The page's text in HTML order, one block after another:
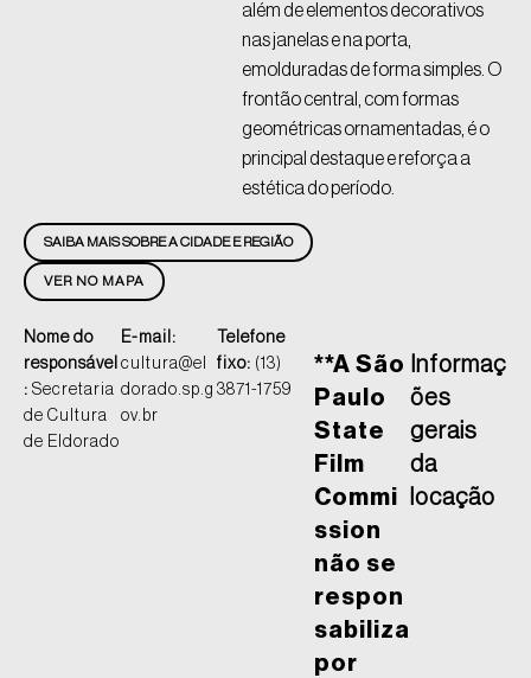
além de elementos decorativos
nas janelas e na porta,
emolduradas de forma simples. O
frontão central, com formas
geométricas ornamentadas, é o
principal destaque e reforça a
estética do período.
VER NO MAPA
SAIBA MAIS SOBRE A CIDADE E REGIÃO
Nome do
responsável
: Secretaria
de Cultura
de Eldorado
E-mail:
cultura@el
dorado.sp.g
ov.br
Telefone
fixo: (13)
3871-1759
**A São
Paulo
State
Film
Commi
ssion
não se
respon
sabiliza
por
Informaç
ões
gerais
da
locação